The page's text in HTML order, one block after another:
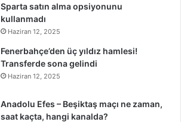
Sparta satın alma opsiyonunu
kullanmadı
Haziran 12, 2025
Fenerbahçe’den üç yıldız hamlesi!
Transferde sona gelindi
Haziran 12, 2025
Anadolu Efes – Beşiktaş maçı ne zaman,
saat kaçta, hangi kanalda?